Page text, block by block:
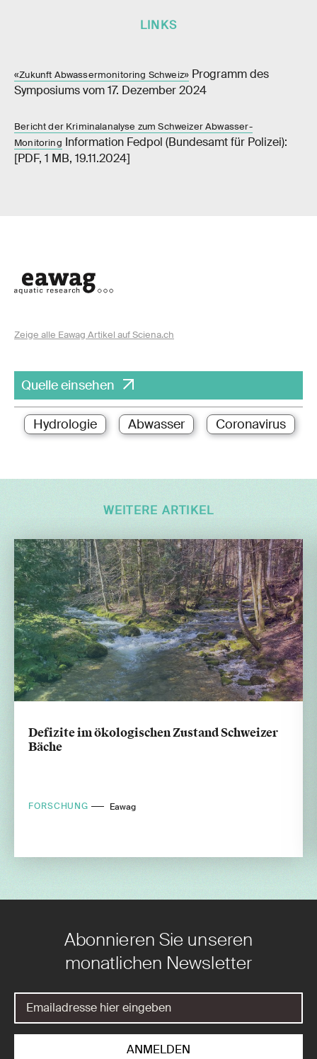
LINKS
«Zukunft Abwassermonitoring Schweiz» Programm des
Symposiums vom 17. Dezember 2024
Bericht der Kriminalanalyse zum Schweizer Abwasser-
Monitoring Information Fedpol (Bundesamt für Polizei):
[PDF, 1 MB, 19.11.2024]
Zeige alle Eawag Artikel auf Sciena.ch
Quelle einsehen
Hydrologie Abwasser Coronavirus
WEITERE ARTIKEL
Defizite im ökologischen Zustand Schweizer
Bäche
FORSCHUNG Eawag
Abonnieren Sie unseren
monatlichen Newsletter